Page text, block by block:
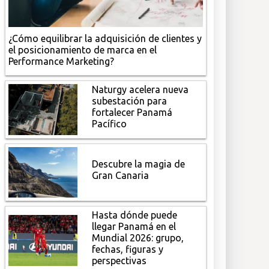
¿Cómo equilibrar la adquisición de clientes y
el posicionamiento de marca en el
Performance Marketing?
Naturgy acelera nueva
subestación para
fortalecer Panamá
Pacífico
Descubre la magia de
Gran Canaria
Hasta dónde puede
llegar Panamá en el
Mundial 2026: grupo,
fechas, figuras y
perspectivas